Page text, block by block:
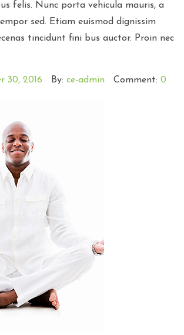
felis. Nunc porta vehicula mauris, a
sed. Etiam euismod dignissim
tincidunt fini bus auctor. Proin nec
30, 2016 By: ce-admin Comment: 0